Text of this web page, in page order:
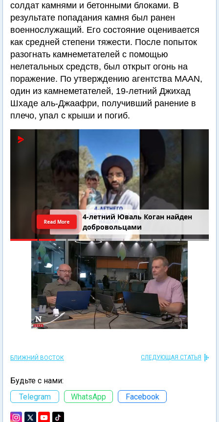
солдат камнями и бетонными блоками. В
результате попадания камня был ранен
военнослужащий. Его состояние оценивается
как средней степени тяжести. После попыток
разогнать камнеметателей с помощью
нелетальных средств, был открыт огонь на
поражение. По утверждению агентства MAAN,
один из камнеметателей, 19-летний Джихад
Шхаде аль-Джаафри, получивший ранение в
плечо, упал с крыши и погиб.
4-летний Юваль Коган найден
добровольцами
Read More
БЛИЖНИЙ ВОСТОК СЛЕДУЮЩАЯ СТАТЬЯ
Будьте с нами:
Telegram
WhatsApp Facebook